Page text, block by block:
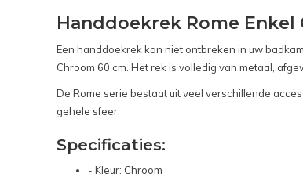
Handdoekrek Rome Enkel
Een handdoekrek kan niet ontbreken in uw
Chroom 60 cm. Het rek is volledig van metaal,
De Rome serie bestaat uit veel verschillende
gehele sfeer.
Specificaties:
- Kleur: Chroom